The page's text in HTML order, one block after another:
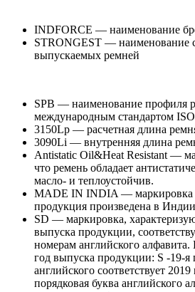
INDFORCE — наименование
STRONGEST — наименование
выпускаемых ремней
SPB — наименование профиля
международным стандартом
3150Lp — расчетная длина
3090Li — внутренняя длина
Antistatic Oil&Heat Resistant —
что ремень обладает
масло- и теплоустойчив.
MADE IN INDIA — маркировка
продукция произведена в
SD — маркировка,
выпуска продукции,
номерам английского алфавита.
год выпуска продукции: S -19-я
английского соответствует
порядковая буква английского